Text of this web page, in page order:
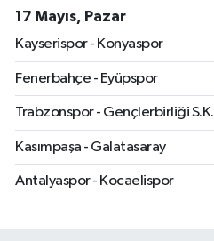
17 Mayıs, Pazar
Kayserispor - Konyaspor
Fenerbahçe - Eyüpspor
Trabzonspor - Gençlerbirliği S.K.
Kasımpaşa - Galatasaray
Antalyaspor - Kocaelispor